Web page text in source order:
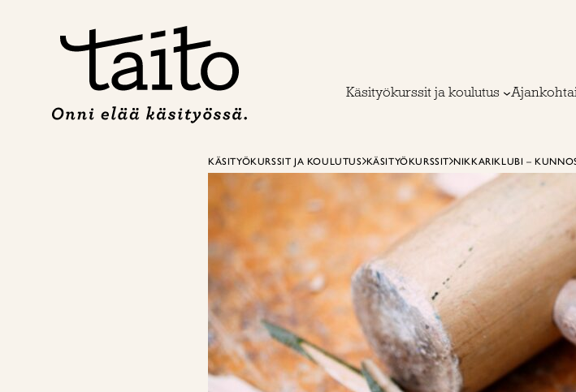
Käsityökurssit ja koulutus
KÄSITYÖKURSSIT JA KOULUTUS KÄSITYÖKURSSIT NIKKARIKLUBI –